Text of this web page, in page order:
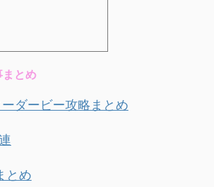
まとめ
ダービー攻略まとめ
とめ